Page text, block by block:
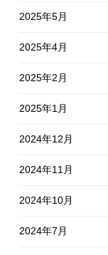
2025年5月
2025年4月
2025年2月
2025年1月
2024年12月
2024年11月
2024年10月
2024年7月